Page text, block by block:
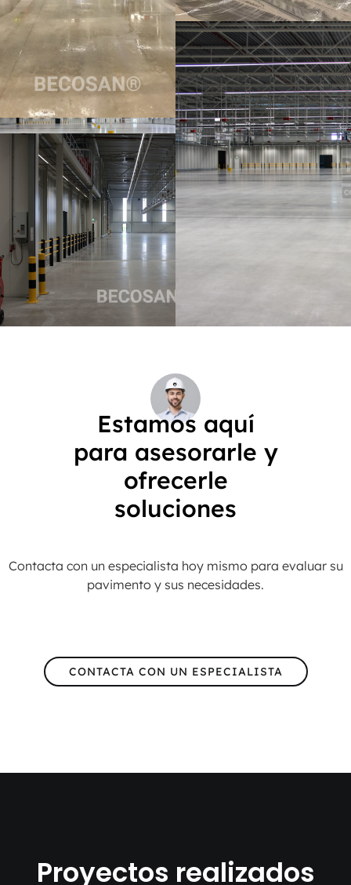
Estamos aquí
para asesorarle y
ofrecerle
soluciones
Contacta con un especialista hoy mismo para evaluar su
pavimento y sus necesidades.
CONTACTA CON UN ESPECIALISTA
Proyectos realizados